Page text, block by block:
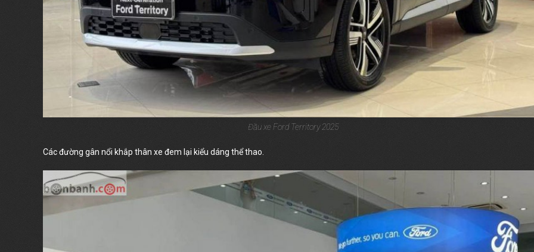
Đầu xe Ford Territory 2025
Các đường gân nổi khắp thân xe đem lại kiểu dáng thể thao.